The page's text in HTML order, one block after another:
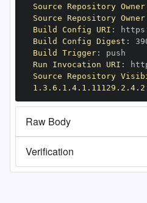
Source Repository Owner
Source Repository
Build Config URI : https
Build Config Digest :
Build Trigger:
Run Invocation URI :
Source Repository
1.3.6.1.4.1.11129.2.4.2
Raw Body
Verification